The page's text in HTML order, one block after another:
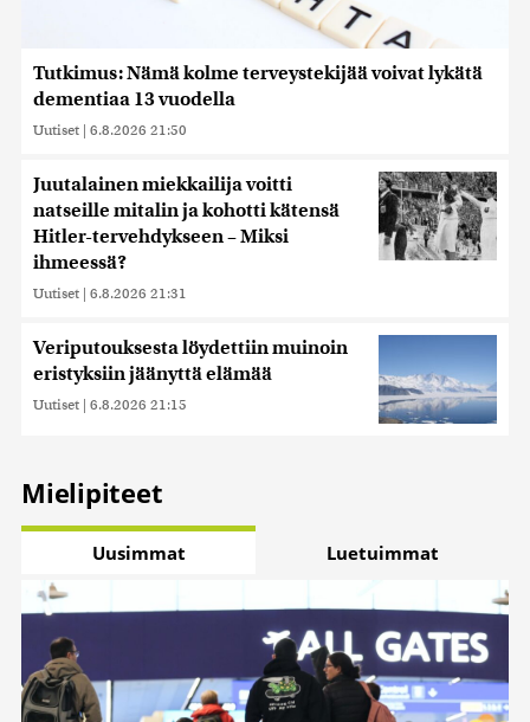
Tutkimus: Nämä kolme terveystekijää voivat lykätä
dementiaa 13 vuodella
Uutiset | 6.8.2026 21:50
Juutalainen miekkailija voitti
natseille mitalin ja kohotti kätensä
Hitler-tervehdykseen – Miksi
ihmeessä?
Uutiset | 6.8.2026 21:31
Veriputouksesta löydettiin muinoin
eristyksiin jäänyttä elämää
Uutiset | 6.8.2026 21:15
Mielipiteet
Uusimmat Luetuimmat